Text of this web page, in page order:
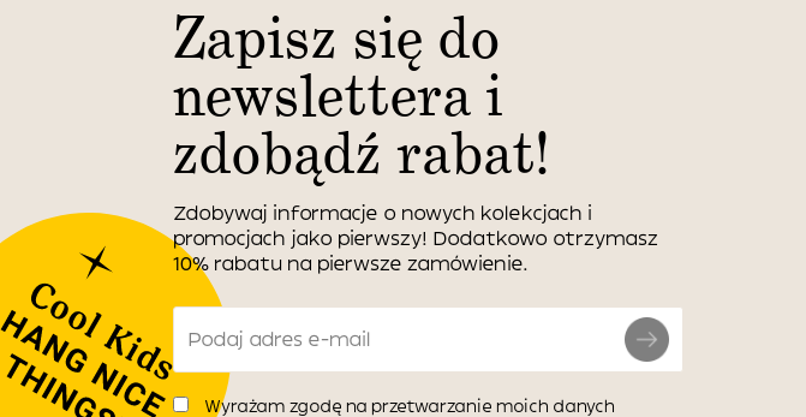
Zapisz się do
newslettera i
zdobądź rabat!
Zdobywaj informacje o nowych kolekcjach i
promocjach jako pierwszy! Dodatkowo otrzymasz
10% rabatu na pierwsze zamówienie.
Wyrażam zgodę na przetwarzanie moich danych